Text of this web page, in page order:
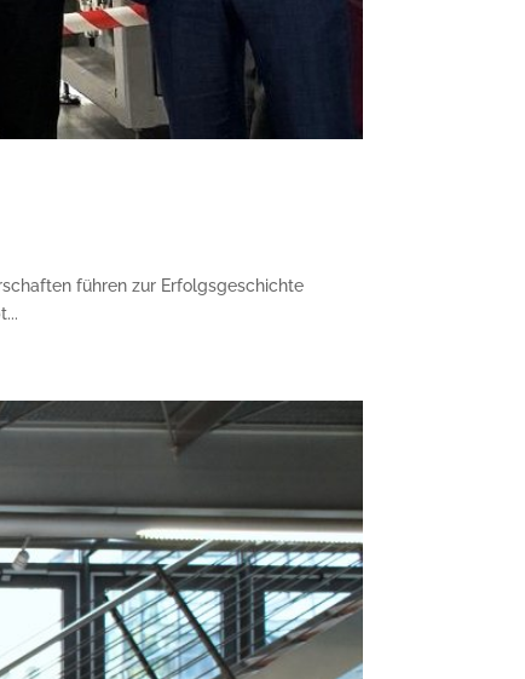
führen zur Erfolgsgeschichte